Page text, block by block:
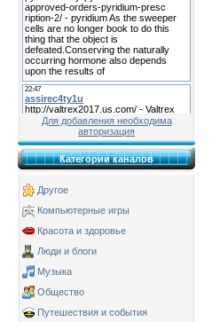
Для добавления необходима
авторизация
Категории каналов
Другое
Компьютерные игры
Красота и здоровье
Люди и блоги
Музыка
Общество
Путешествия и события